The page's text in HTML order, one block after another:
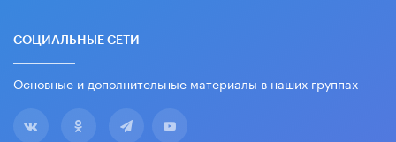
СОЦИАЛЬНЫЕ СЕТИ
Основные и дополнительные материалы в наших группах